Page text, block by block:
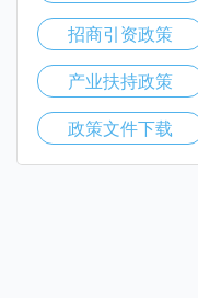
招商引资政策
产业扶持政策
政策文件下载